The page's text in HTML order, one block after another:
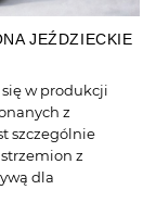
JEŹDZIECKIE
w produkcji
z
szczególnie
z
dla